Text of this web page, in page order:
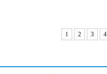
1 2 3 4